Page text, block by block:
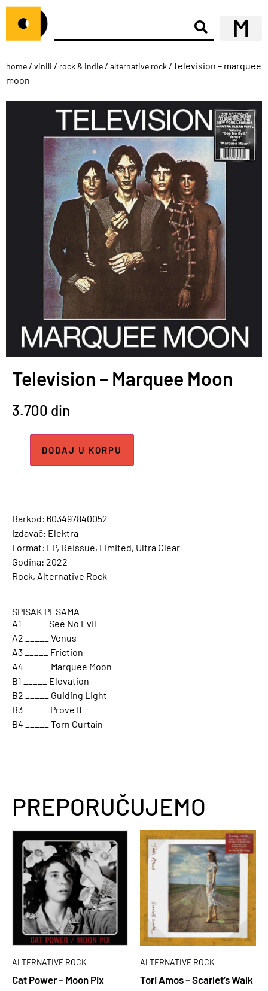
home / vinili / rock & indie / alternative rock / television – marquee
moon
Television – Marquee Moon
3.700 din
DODAJ U KORPU
Barkod: 603497840052
Izdavač: Elektra
Format: LP, Reissue, Limited, Ultra Clear
Godina: 2022
Rock, Alternative Rock
SPISAK PESAMA
A1 _____ See No Evil
A2 _____ Venus
A3 _____ Friction
A4 _____ Marquee Moon
B1 _____ Elevation
B2 _____ Guiding Light
B3 _____ Prove It
B4 _____ Torn Curtain
PREPORUČUJEMO
ALTERNATIVE ROCK
Cat Power – Moon Pix
ALTERNATIVE ROCK
Tori Amos – Scarlet’s Walk